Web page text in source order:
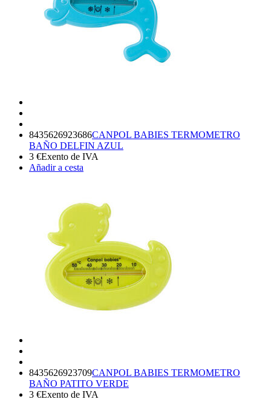
8435626923686CANPOL BABIES TERMOMETRO
BAÑO DELFIN AZUL
3 €Exento de IVA
Añadir a cesta
8435626923709CANPOL BABIES TERMOMETRO
BAÑO PATITO VERDE
3 €Exento de IVA